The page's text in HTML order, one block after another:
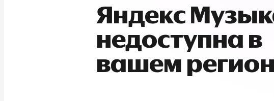
Яндекс
недоступна в
вашем